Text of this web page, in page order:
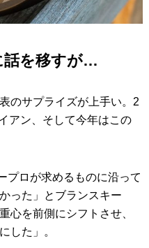
話を移すが…
のサプライズが上手い。2
アン、そして今年はこの
プロが求めるものに沿って
った」とブランスキー
心を前側にシフトさせ、
した」。